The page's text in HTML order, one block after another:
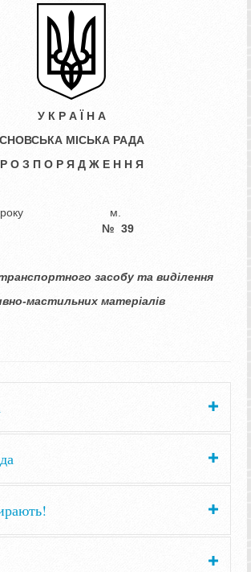
У К Р А Ї Н А
СНОВСЬКА МІСЬКА РАДА
Р О З П О Р Я Д Ж Е Н Н Я
2026 року м.
№ 39
засобу та виділення
мастильних матеріалів